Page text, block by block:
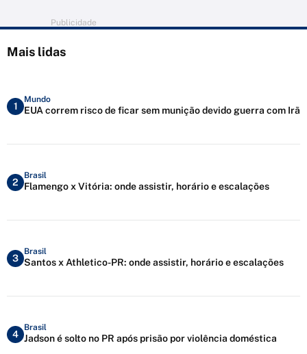
Publicidade
Mais lidas
1
Mundo
EUA correm risco de ficar sem munição devido guerra com Irã
2
Brasil
Flamengo x Vitória: onde assistir, horário e escalações
3
Brasil
Santos x Athletico-PR: onde assistir, horário e escalações
4
Brasil
Jadson é solto no PR após prisão por violência doméstica